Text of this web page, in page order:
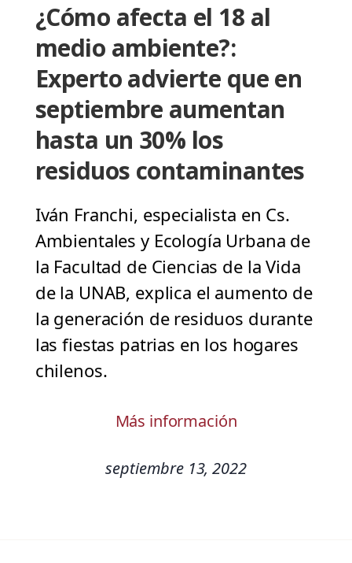
¿Cómo afecta el 18 al
medio ambiente?:
Experto advierte que en
septiembre aumentan
hasta un 30% los
residuos contaminantes
Iván Franchi, especialista en Cs.
Ambientales y Ecología Urbana de
la Facultad de Ciencias de la Vida
de la UNAB, explica el aumento de
la generación de residuos durante
las fiestas patrias en los hogares
chilenos.
Más información
septiembre 13, 2022